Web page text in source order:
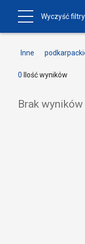
Wyczyść filtry
Inne
0 Ilość wyników
Brak wyników